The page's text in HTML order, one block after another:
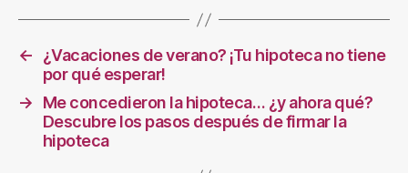
←
¿Vacaciones de verano? ¡Tu hipoteca no tiene
por qué esperar!
→
Me concedieron la hipoteca… ¿y ahora qué?
Descubre los pasos después de firmar la
hipoteca